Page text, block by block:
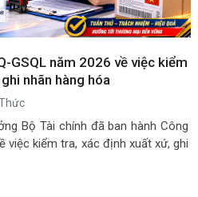
năm 2026 về việc kiểm
nhãn hàng hóa
Bộ Tài chính đã ban hành Công
kiểm tra, xác định xuất xứ, ghi